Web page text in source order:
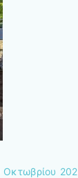
Οκτωβρίου